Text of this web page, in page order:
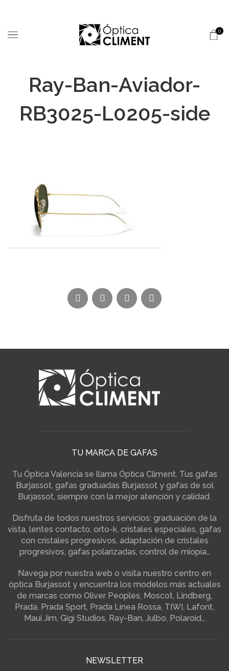
0
Ray-Ban-Aviador-
RB3025-L0205-side
TU MARCA DE GAFAS
Tu Óptica Valencia se llama Óptica Climent. Tus gafas
Burjassot, gafas graduadas Burjassot y gafas de sol
Burjassot, siempre con la mejor atención y calidad.
Disfruta de todos nuestros servicios: graduación de la
vista, lentes contacto, orto-k, cristales especiales, gafas
con cristales progresivos, adaptación de cristales
progresivos, gafas polarizadas, control de miopia…
Navega por nuestra web o visita nuestro centro en
óptica Burjassot y encuentra los modelos más actuales
de marcas como Oliver Peoples, Moscot, Lindberg,
Prada, Prada Sport, Prada Linea Rossa, TIWI, Lafont,
Maui Jim, Gigi Studios, Ray-Ban, Julbo, Polaroid…
NEWSLETTER